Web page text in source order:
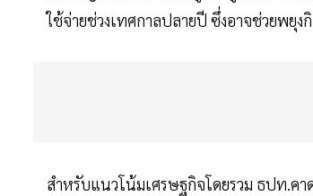
ใช้จ่ายช่วงเทศกาลปลายปี ซึ่งอาจช่วยพยุง
สำหรับแนวโน้มเศรษฐกิจโดยรวม ธปท.คา